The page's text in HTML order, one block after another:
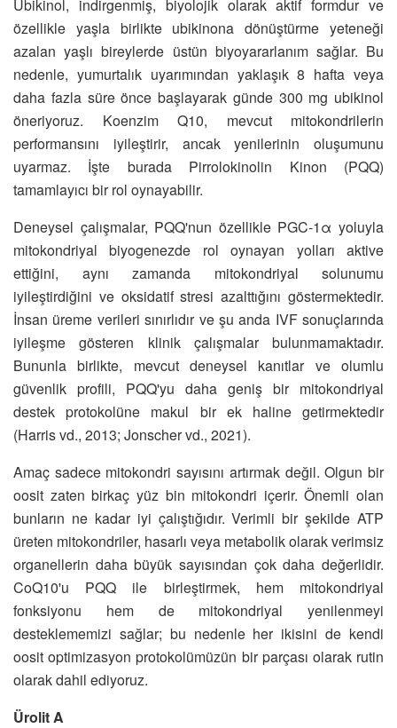
Ubikinol, indirgenmiş, biyolojik olarak aktif formdur ve
özellikle yaşla birlikte ubikinona dönüştürme yeteneği
azalan yaşlı bireylerde üstün biyoyararlanım sağlar. Bu
nedenle, yumurtalık uyarımından yaklaşık 8 hafta veya
daha fazla süre önce başlayarak günde 300 mg ubikinol
öneriyoruz. Koenzim Q10, mevcut mitokondrilerin
performansını iyileştirir, ancak yenilerinin oluşumunu
uyarmaz. İşte burada Pirrolokinolin Kinon (PQQ)
tamamlayıcı bir rol oynayabilir.
Deneysel çalışmalar, PQQ'nun özellikle PGC-1α yoluyla
mitokondriyal biyogenezde rol oynayan yolları aktive
ettiğini, aynı zamanda mitokondriyal solunumu
iyileştirdiğini ve oksidatif stresi azalttığını göstermektedir.
İnsan üreme verileri sınırlıdır ve şu anda IVF sonuçlarında
iyileşme gösteren klinik çalışmalar bulunmamaktadır.
Bununla birlikte, mevcut deneysel kanıtlar ve olumlu
güvenlik profili, PQQ'yu daha geniş bir mitokondriyal
destek protokolüne makul bir ek haline getirmektedir
(Harris vd., 2013; Jonscher vd., 2021).
Amaç sadece mitokondri sayısını artırmak değil. Olgun bir
oosit zaten birkaç yüz bin mitokondri içerir. Önemli olan
bunların ne kadar iyi çalıştığıdır. Verimli bir şekilde ATP
üreten mitokondriler, hasarlı veya metabolik olarak verimsiz
organellerin daha büyük sayısından çok daha değerlidir.
CoQ10'u PQQ ile birleştirmek, hem mitokondriyal
fonksiyonu hem de mitokondriyal yenilenmeyi
desteklememizi sağlar; bu nedenle her ikisini de kendi
oosit optimizasyon protokolümüzün bir parçası olarak rutin
olarak dahil ediyoruz.
Ürolit A